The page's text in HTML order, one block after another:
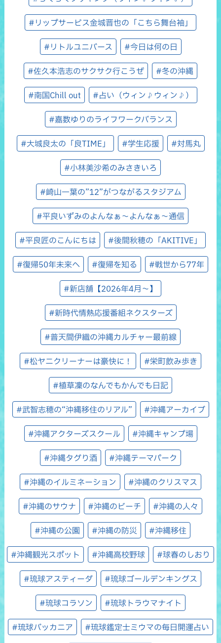
#リップサービス金城晋也の「こちら舞台袖」
#リトルユニバース #今日は何の日
#佐久本浩志のサクサク行こうぜ #冬の沖縄
#南国Chill out #占い（ウィン♪ウィン♪）
#嘉数ゆりのライフワークバランス
#大城良太の「良TIME」 #学生応援 #対馬丸
#小林美沙希のみさきいろ
#崎山一葉の”12”がつながるスタジアム
#平良いずみのよんなぁ～よんなぁ～通信
#平良匠のこんにちは #後間秋穂の「AKITIVE」
#復帰50年未来へ #復帰を知る #戦世から77年
#新店舗【2026年4月～】
#新時代情熱応援番組ネクスターズ
#普天間伊織の沖縄カルチャー最前線
#松ヤニクリーナーは豪快に！ #栄町飲み歩き
#植草凜のなんでもかんでも日記
#武智志穂の“沖縄移住のリアル” #沖縄アーカイブ
#沖縄アクターズスクール #沖縄キャンプ場
#沖縄タグり酒 #沖縄テーマパーク
#沖縄のイルミネーション #沖縄のクリスマス
#沖縄のサウナ #沖縄のビーチ #沖縄の人々
#沖縄の公園 #沖縄の防災 #沖縄移住
#沖縄観光スポット #沖縄高校野球 #球春のしおり
#琉球アスティーダ #琉球ゴールデンキングス
#琉球コラソン #琉球トラウマナイト
#琉球バッカニア #琉球鑑定士ミウマの毎日開運占い